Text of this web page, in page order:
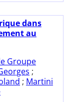
dans
au
Groupe
;
; Martini